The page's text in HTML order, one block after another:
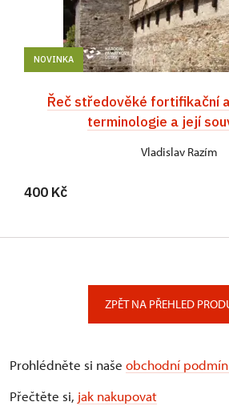
NOVINKA
Řeč středověké fortifikační
terminologie a její
Vladislav Razím
400 Kč
ZPĚT NA PŘEHLED
Prohlédněte si naše obchodní
Přečtěte si, jak nakupovat